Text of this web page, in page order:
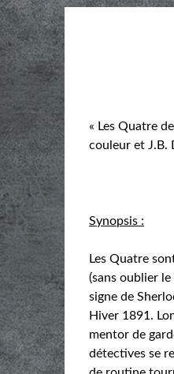
« Les Quatre
couleur et J.B.
Synopsis :
Les Quatre
(sans oublier
signe de
Hiver 1891.
mentor de
détectives se